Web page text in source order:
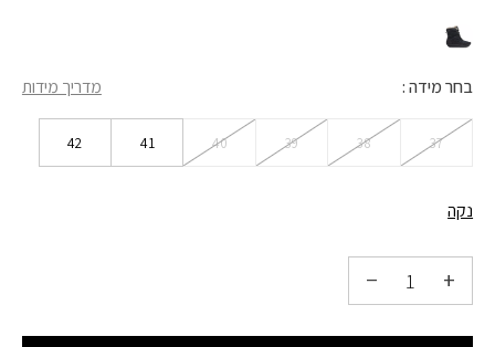
בחר מידה מדריך מידות
37
38
39
40
41
42
נקה